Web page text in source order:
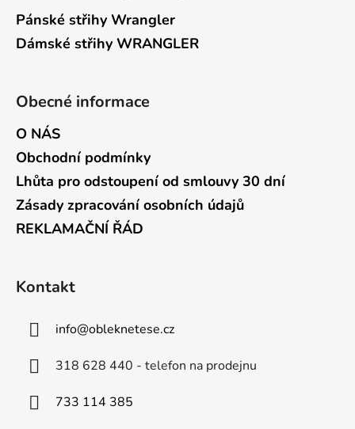
Pánské střihy Wrangler
Dámské střihy WRANGLER
Obecné informace
O NÁS
Obchodní podmínky
Lhůta pro odstoupení od smlouvy 30 dní
Zásady zpracování osobních údajů
REKLAMAČNÍ ŘÁD
Kontakt
info@obleknetese.cz
318 628 440 - telefon na prodejnu
733 114 385